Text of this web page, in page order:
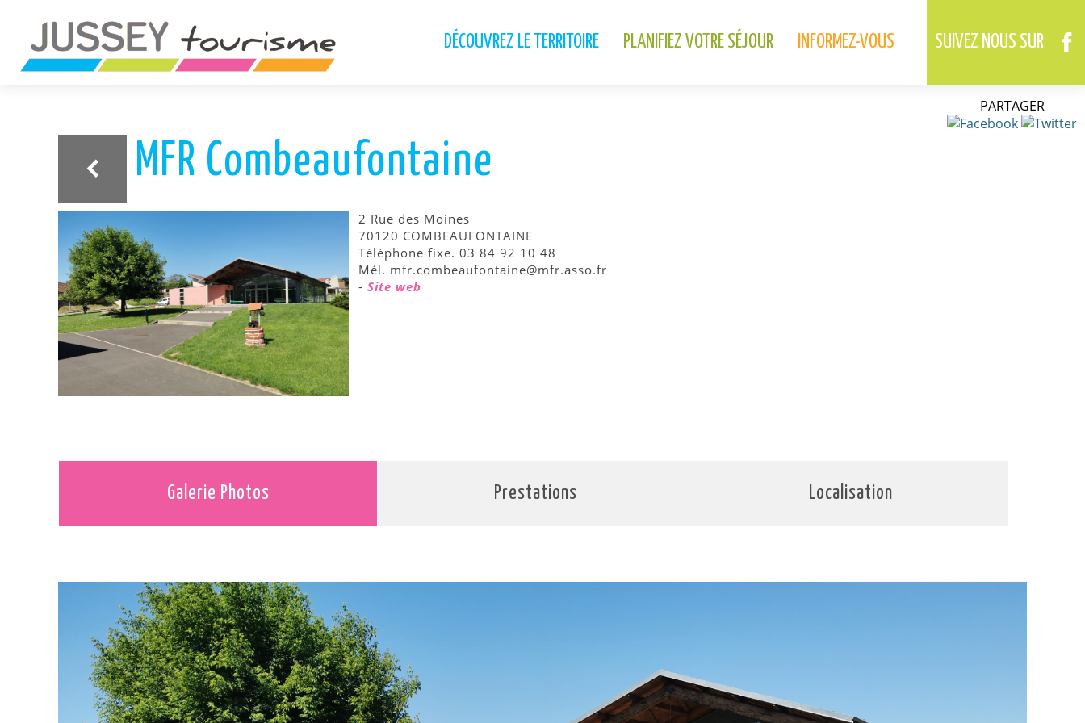
SUIVEZ NOUS SUR
DÉCOUVREZ LE TERRITOIRE PLANIFIEZ VOTRE SÉJOUR INFORMEZ-VOUS
ariane
MFR Combeaufontaine
2 Rue des Moines
70120 COMBEAUFONTAINE
Téléphone fixe. 03 84 92 10 48
Mél. mfr.combeaufontaine@mfr.asso.fr
- Site web
Galerie Photos Prestations Localisation
PARTAGER